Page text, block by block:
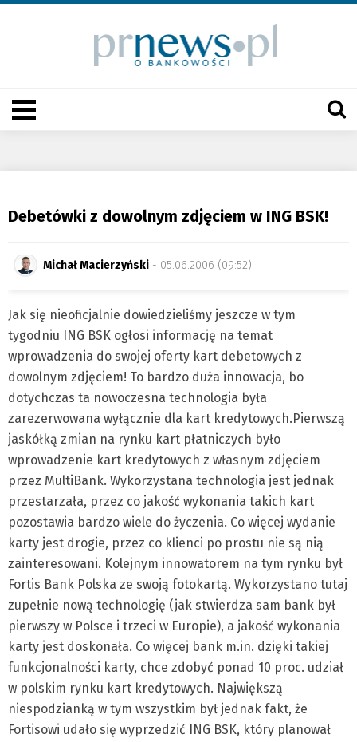
Debetówki z dowolnym zdjęciem w ING BSK!
Michał Macierzyński - 05.06.2006 (09:52)
Jak się nieoficjalnie dowiedzieliśmy jeszcze w tym
tygodniu ING BSK ogłosi informację na temat
wprowadzenia do swojej oferty kart debetowych z
dowolnym zdjęciem! To bardzo duża innowacja, bo
dotychczas ta nowoczesna technologia była
zarezerwowana wyłącznie dla kart kredytowych. Pierwszą
jaskółką zmian na rynku kart płatniczych było
wprowadzenie kart kredytowych z własnym zdjęciem
przez MultiBank. Wykorzystana technologia jest jednak
przestarzała, przez co jakość wykonania takich kart
pozostawia bardzo wiele do życzenia. Co więcej wydanie
karty jest drogie, przez co klienci po prostu nie są nią
zainteresowani. Kolejnym innowatorem na tym rynku był
Fortis Bank Polska ze swoją fotokartą. Wykorzystano tutaj
zupełnie nową technologię (jak stwierdza sam bank był
pierwszy w Polsce i trzeci w Europie), a jakość wykonania
karty jest doskonała. Co więcej bank m.in. dzięki takiej
funkcjonalności karty, chce zdobyć ponad 10 proc. udział
w polskim rynku kart kredytowych. Największą
niespodzianką w tym wszystkim był jednak fakt, że
Fortisowi udało się wyprzedzić ING BSK, który planował